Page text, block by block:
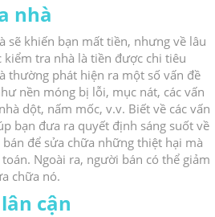
nhà
sẽ khiến bạn mất tiền, nhưng về lâu
kiểm tra nhà là tiền được chi tiêu
thường phát hiện ra một số vấn đề
nền móng bị lỗi, mục nát, các vấn
dột, nấm mốc, v.v. Biết về các vấn
bạn đưa ra quyết định sáng suốt về
để sửa chữa những thiệt hại mà
Ngoài ra, người bán có thể giảm
chữa nó.
cận